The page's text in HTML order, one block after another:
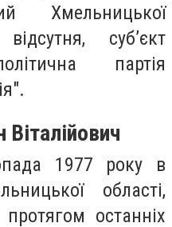
Хмельницької
суб’єкт
партія
1977 року в
області,
останніх